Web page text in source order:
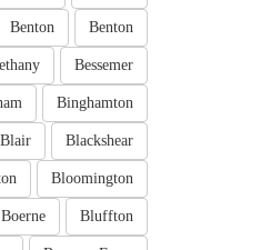
Benton
Benton
Bessemer
Binghamton
Blackshear
Blair
Bloomington
Bluffton
Boerne